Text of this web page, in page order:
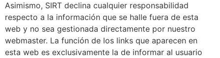
Asimismo, SIRT declina cualquier responsabilidad
respecto a la información que se halle fuera de esta
web y no sea gestionada directamente por nuestro
webmaster. La función de los links que aparecen en
esta web es exclusivamente la de informar al usuario